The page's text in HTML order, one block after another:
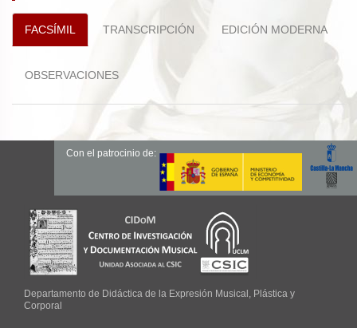
FACSÍMIL TRANSCRIPCIÓN EDICIÓN MODERNA
OBSERVACIONES
Departamento de Didáctica de la Expresión Musical, Plástica y
Corporal
Con el patrocinio de: